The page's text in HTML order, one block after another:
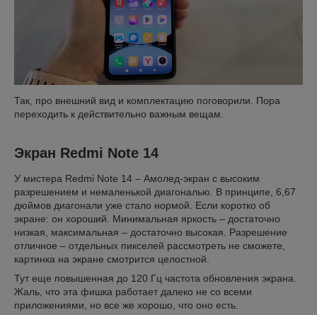
Так, про внешний вид и комплектацию поговорили. Пора
переходить к действительно важным вещам.
Экран Redmi Note 14
У мистера Redmi Note 14 – Амолед-экран с высоким
разрешением и немаленькой диагональю. В принципе, 6,67
дюймов диагонали уже стало нормой. Если коротко об
экране: он хороший. Минимальная яркость – достаточно
низкая, максимальная – достаточно высокая. Разрешение
отличное – отдельных пикселей рассмотреть не сможете,
картинка на экране смотрится целостной.
Тут еще повышенная до 120 Гц частота обновления экрана.
Жаль, что эта фишка работает далеко не со всеми
приложениями, но все же хорошо, что оно есть.